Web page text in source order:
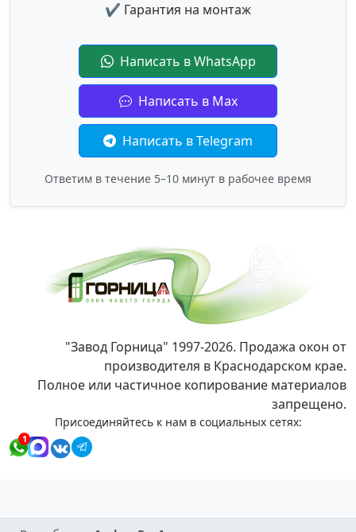
✔ Гарантия на монтаж
Написать в WhatsApp
Написать в Max
Написать в Telegram
Ответим в течение 5–10 минут в рабочее время
"Завод Горница" 1997-2026. Продажа окон от
производителя в Краснодарском крае.
Полное или частичное копирование материалов
запрещено.
Присоединяйтесь к нам в социальных сетях:
1